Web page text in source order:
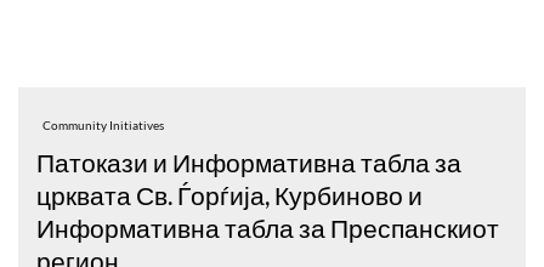
Community Initiatives
Патокази и Информативна табла за
црквата Св. Ѓорѓија, Курбиново и
Информативна табла за Преспанскиот
регион